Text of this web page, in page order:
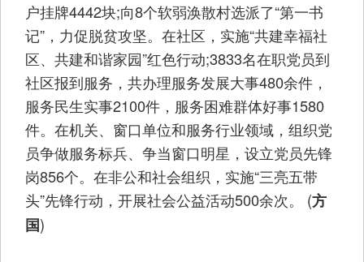
户挂牌4442块;向8个软弱涣散村选派了“第一书
记”，力促脱贫攻坚。在社区，实施“共建幸福社
区、共建和谐家园”红色行动;3833名在职党员到
社区报到服务，共办理服务发展大事480余件，
服务民生实事2100件，服务困难群体好事1580
件。在机关、窗口单位和服务行业领域，组织党
员争做服务标兵、争当窗口明星，设立党员先锋
岗856个。在非公和社会组织，实施“三亮五带
头”先锋行动，开展社会公益活动500余次。 (方
国)